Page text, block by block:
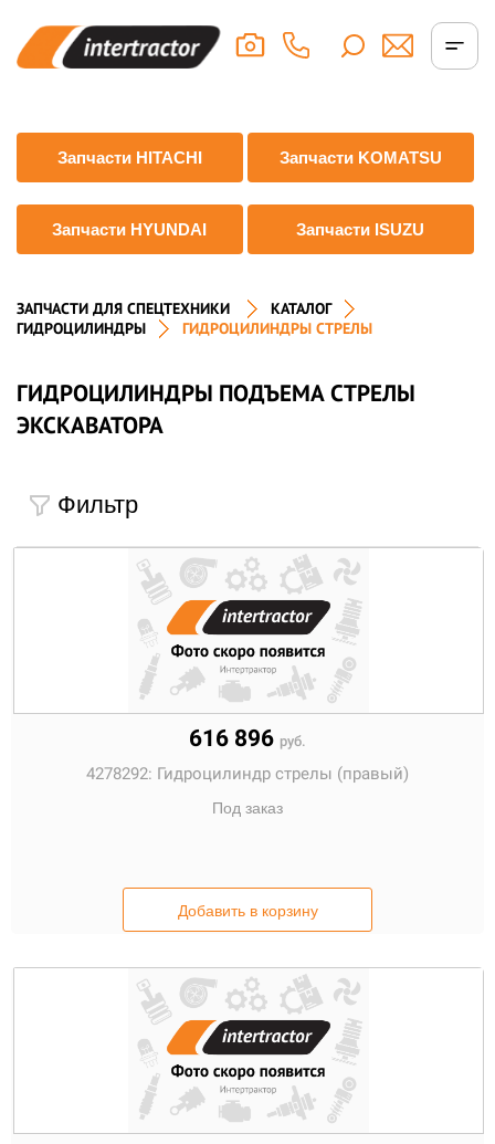
Запчасти HITACHI Запчасти KOMATSU
Запчасти HYUNDAI Запчасти ISUZU
ЗАПЧАСТИ ДЛЯ СПЕЦТЕХНИКИ
КАТАЛОГ
ГИДРОЦИЛИНДРЫ
ГИДРОЦИЛИНДРЫ СТРЕЛЫ
ГИДРОЦИЛИНДРЫ ПОДЪЕМА СТРЕЛЫ
ЭКСКАВАТОРА
Фильтр
616 896 руб.
4278292: Гидроцилиндр стрелы (правый)
Под заказ
Добавить в корзину